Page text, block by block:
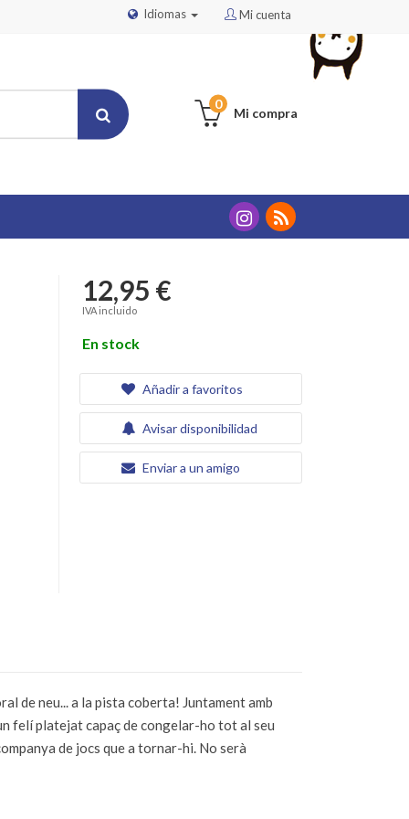
Mi cuenta
Idiomas
Mi compra
0
12,95 €
IVA incluido
En stock
Añadir a favoritos
Avisar disponibilidad
Enviar a un amigo
de neu... a la pista coberta! Juntament amb
felí platejat capaç de congelar-ho tot al seu
de jocs que a tornar-hi. No serà